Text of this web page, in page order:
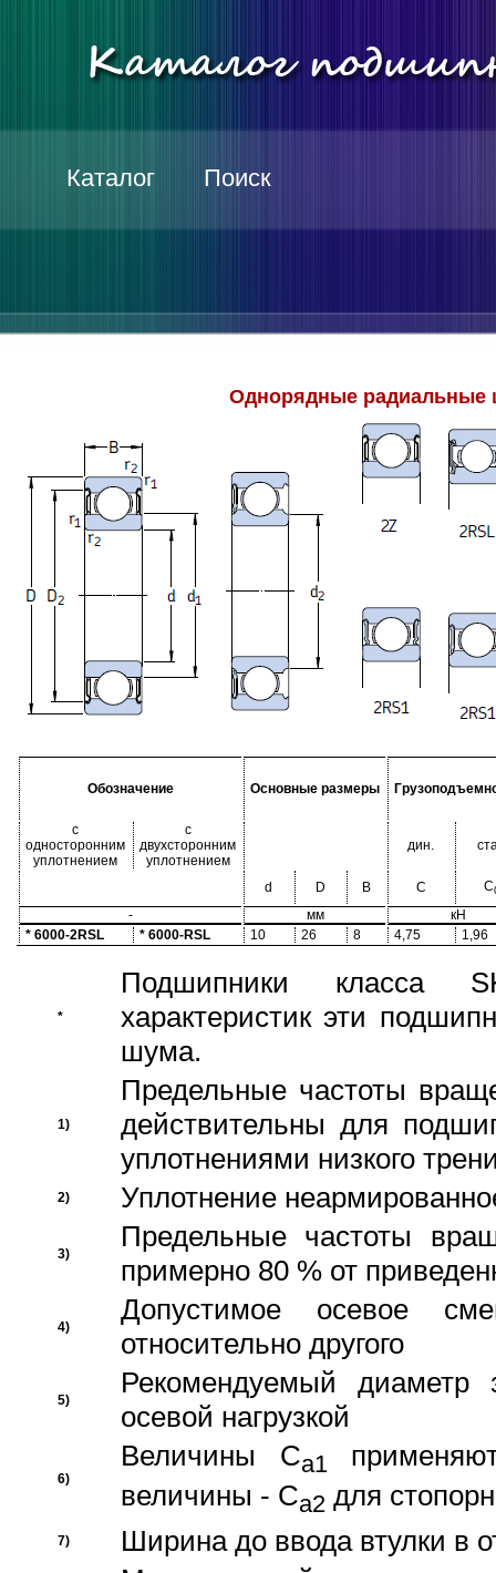
Каталог Поиск
Однорядные радиальные
Обозначение Основные размеры
с
односторонним
уплотнением
с
двухсторонним
уплотнением
дин.
d D B C C
- мм
кН
* 6000-2RSL
* 6000-RSL 10 26 8 4,75 1,96
*
Подшипники класса
характеристик эти
шума.
1)
Предельные частоты
действительны для
уплотнениями низкого
2) Уплотнение
3)
Предельные частоты
примерно 80 % от
4)
Допустимое осевое
относительно другого
5)
Рекомендуемый диаметр
осевой нагрузкой
6)
Величины Ca1
величины - Ca2 для
7) Ширина до ввода втулки в